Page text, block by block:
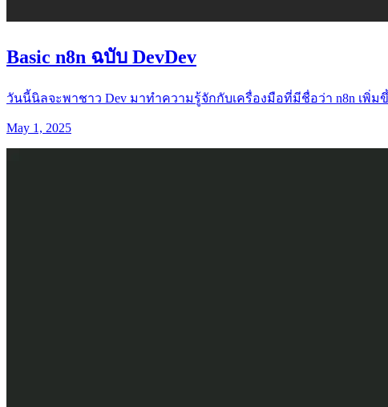
Basic n8n ฉบับ DevDev
วันนี้นิลจะพาชาว Dev มาทำความรู้จักกับเครื่องมือที่มีชื่อว่า n8n เพิ่ม
May 1, 2025